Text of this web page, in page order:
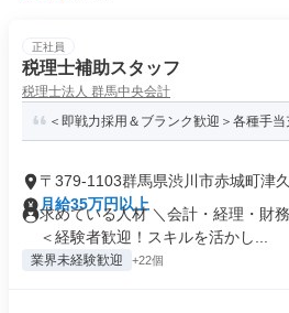
正社員
税理士補助スタッフ
税理士法人 群馬中央会計
＜即戦力採用＆ブランク歓迎＞各種手
〒379-1103群馬県渋川市赤城町津
月給35万円以上
求めている人材 ＼会計・経理・財
＜経験者歓迎！スキルを活かし...
業界未経験歓迎 +22個